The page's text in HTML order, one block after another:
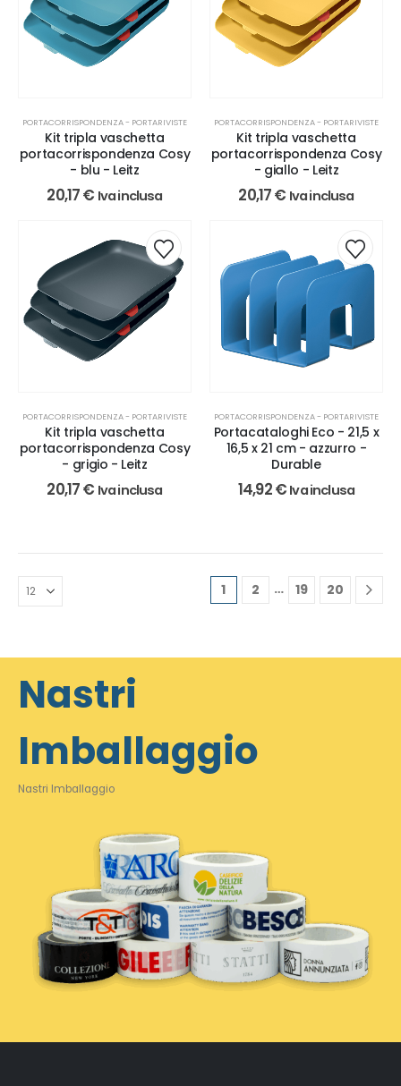
PORTACORRISPONDENZA - PORTARIVISTE
Kit tripla vaschetta
portacorrispondenza Cosy
- blu - Leitz
20,17€ Iva inclusa
PORTACORRISPONDENZA - PORTARIVISTE
Kit tripla vaschetta
portacorrispondenza Cosy
- giallo - Leitz
20,17€ Iva inclusa
PORTACORRISPONDENZA - PORTARIVISTE
Kit tripla vaschetta
portacorrispondenza Cosy
- grigio - Leitz
20,17€ Iva inclusa
PORTACORRISPONDENZA - PORTARIVISTE
Portacataloghi Eco - 21,5 x
16,5 x 21 cm - azzurro -
Durable
14,92€ Iva inclusa
1 2 … 19 20
Nastri
Imballaggio
Nastri Imballaggio